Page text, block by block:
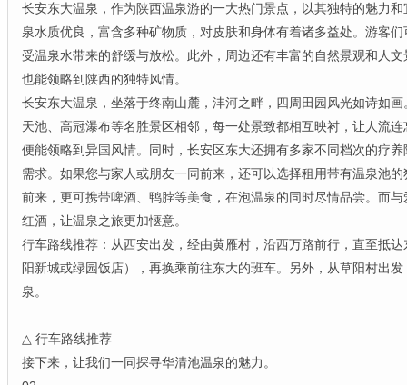
长安东大温泉，作为陕西温泉游的一大热门景点，以其独特的魅力
泉水质优良，富含多种矿物质，对皮肤和身体有着诸多益处。游客
受温泉水带来的舒缓与放松。此外，周边还有丰富的自然景观和人
也能领略到陕西的独特风情。
长安东大温泉，坐落于终南山麓，沣河之畔，四周田园风光如诗如
天池、高冠瀑布等名胜景区相邻，每一处景致都相互映衬，让人流
便能领略到异国风情。同时，长安区东大还拥有多家不同档次的疗
需求。如果您与家人或朋友一同前来，还可以选择租用带有温泉池
前来，更可携带啤酒、鸭脖等美食，在泡温泉的同时尽情品尝。而
红酒，让温泉之旅更加惬意。
行车路线推荐：从西安出发，经由黄雁村，沿西万路前行，直至抵
阳新城或绿园饭店），再换乘前往东大的班车。另外，从草阳村出
泉。
△ 行车路线推荐
接下来，让我们一同探寻华清池温泉的魅力。